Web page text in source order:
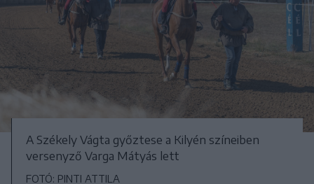
A Székely Vágta győztese a Kilyén színeiben
versenyző Varga Mátyás lett
FOTÓ: PINTI ATTILA